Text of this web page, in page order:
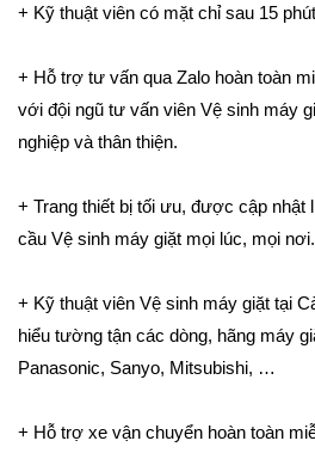
+ Kỹ thuật viên có mặt chỉ sau 15
+ Hỗ trợ tư vấn qua Zalo hoàn toàn
với đội ngũ tư vấn viên Vệ sinh máy
nghiệp và thân thiện.
+ Trang thiết bị tối ưu, được cập nhật
cầu Vệ sinh máy giặt mọi lúc, mọi nơi.
+ Kỹ thuật viên Vệ sinh máy giặt tại
hiểu tường tận các dòng, hãng máy
Panasonic, Sanyo, Mitsubishi, …
+ Hỗ trợ xe vận chuyển hoàn toàn